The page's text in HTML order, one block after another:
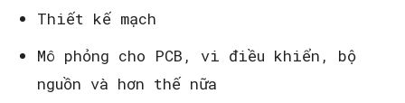
Thiết kế mạch
Mô phỏng cho PCB, vi điều khiển, bộ
nguồn và hơn thế nữa